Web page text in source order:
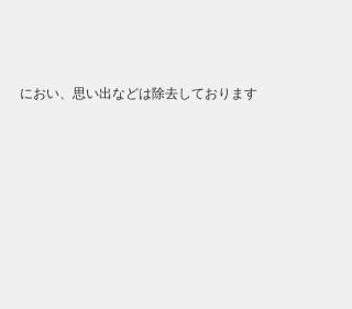
におい、思い出などは除去しております